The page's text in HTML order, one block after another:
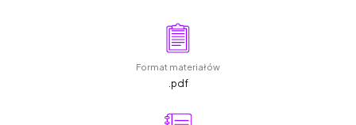
Format materiałów
.pdf